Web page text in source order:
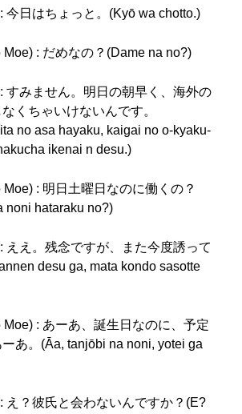
今日はちょっと。(Kyō wa chotto.)
: だめなの？(Dame na no?)
すみません。明日の朝早く、海外の
くちゃいけないんです。
no asa hayaku, kaigai no o-kyaku-
ikenai n desu.)
: 明日土曜日なのに働くの？
noni hataraku no?)
ええ。残念ですが、また今度誘って
desu ga, mata kondo sasotte
: あーあ、誕生日なのに、予定
あ。(Āa, tanjōbi na noni, yotei ga
え？彼氏と会わないんですか？(E?